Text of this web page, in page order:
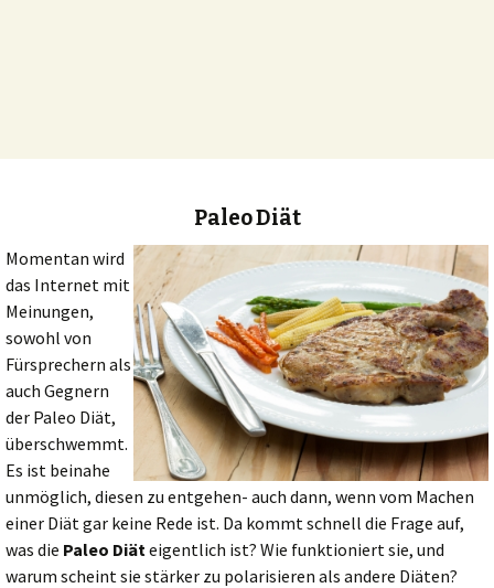
Paleo Diät
Momentan wird
das Internet mit
Meinungen,
sowohl von
Fürsprechern als
auch Gegnern
der Paleo Diät,
überschwemmt.
Es ist beinahe
unmöglich, diesen zu entgehen- auch dann, wenn vom Machen
einer Diät gar keine Rede ist. Da kommt schnell die Frage auf,
was die Paleo Diäteigentlich ist? Wie funktioniert sie, und
warum scheint sie stärker zu polarisieren als andere Diäten?